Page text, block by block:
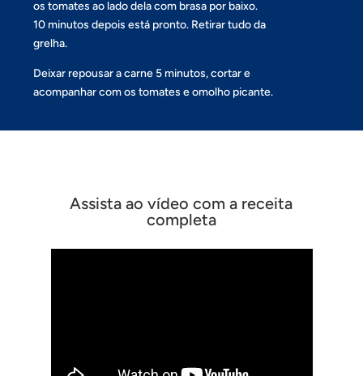
os tomates ao lado dela com brasa por baixo.
10 minutos depois está pronto. Retirar tudo da
grelha.
Deixar repousar a carne 5 minutos, cortar e
acompanhar com os tomates e omolho picante.
Assista ao vídeo com a receita
completa